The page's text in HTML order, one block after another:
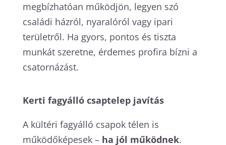
megbízhatóan működjön, legyen szó
családi házról, nyaralóról vagy ipari
területről. Ha gyors, pontos és tiszta
munkát szeretne, érdemes profira bízni a
csatornázást.
Kerti fagyálló csaptelep javítás
A kültéri fagyálló csapok télen is
működőképesek – ha jól működnek.